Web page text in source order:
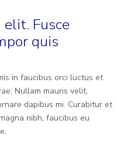
Fusce
quis
in faucibus orci luctus et
Nullam mauris velit,
dapibus mi. Curabitur et
nibh, faucibus eu